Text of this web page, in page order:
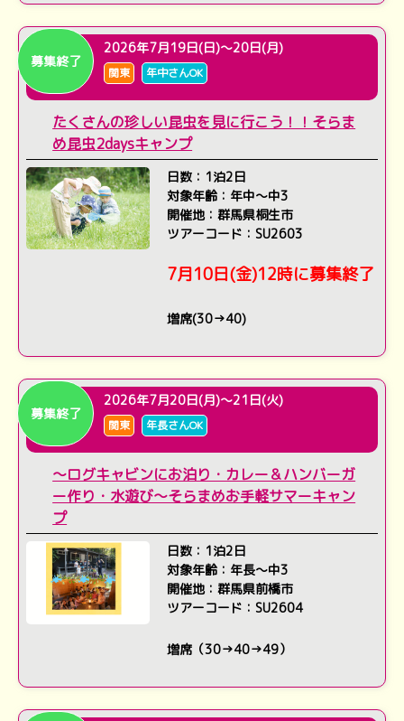
募集終了
2026年7月19日(日)～20日(月)
関東 年中さんOK
たくさんの珍しい昆虫を見に行こう！！そらま
め昆虫2daysキャンプ
日数：1泊2日
対象年齢：年中～中3
開催地：群馬県桐生市
ツアーコード：SU2603
7月10日(金)12時に募集終了
増席(30→40)
募集終了
2026年7月20日(月)～21日(火)
関東 年長さんOK
～ログキャビンにお泊り・カレー＆ハンバーガ
ー作り・水遊び～そらまめお手軽サマーキャン
プ
日数：1泊2日
対象年齢：年長～中3
開催地：群馬県前橋市
ツアーコード：SU2604
増席（30→40→49）